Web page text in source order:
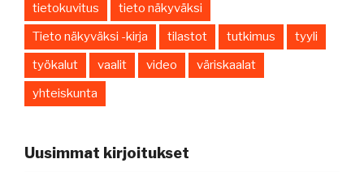
tietokuvitus
tieto näkyväksi
Tieto näkyväksi -kirja
tilastot tutkimus
tyyli
työkalut
vaalit video
väriskaalat
yhteiskunta
Uusimmat kirjoitukset